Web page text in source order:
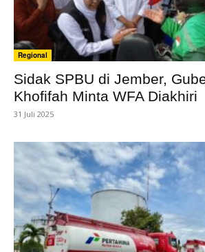
Regional
Sidak SPBU di Jember,
Khofifah Minta WFA Diakhiri
31 Juli 2025